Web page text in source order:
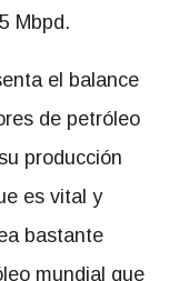
Mbpd.
el balance
de petróleo
producción
es vital y
bastante
mundial que